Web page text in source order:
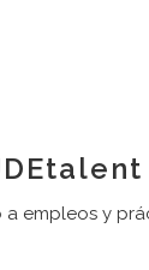
a empleos y